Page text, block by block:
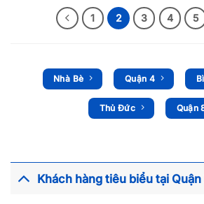
1 2 3 4 5
Nhà Bè Quận 4
Thủ Đức Quận
Khách hàng tiêu biểu tại Quận